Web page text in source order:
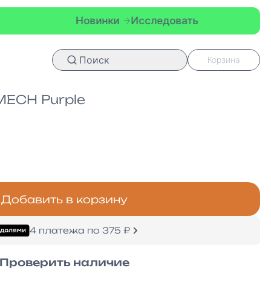
Новинки Исследовать
Поиск Корзина
Purple
Добавить в корзину
4 платежа по 375 ₽
Проверить наличие